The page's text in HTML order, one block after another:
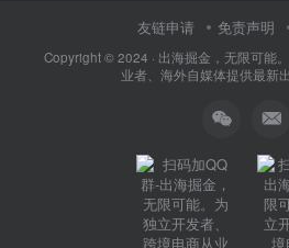
友链申请 免责声明
Copyright © 2024 · 出海掘金，无限可能
业者、海外自媒体提供最新